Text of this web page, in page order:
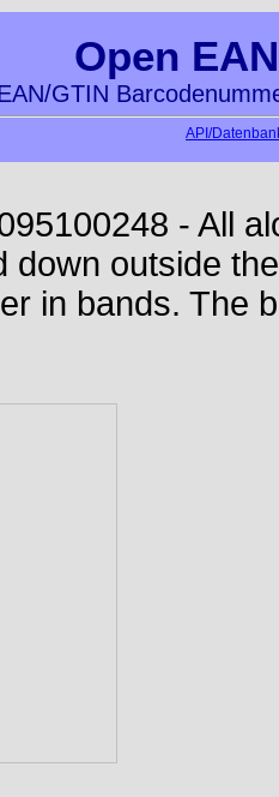
Open
GTIN
API/
- All
down outside
in bands. The